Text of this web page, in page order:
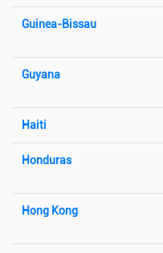
Guinea-Bissau
Guyana
Haiti
Honduras
Hong Kong